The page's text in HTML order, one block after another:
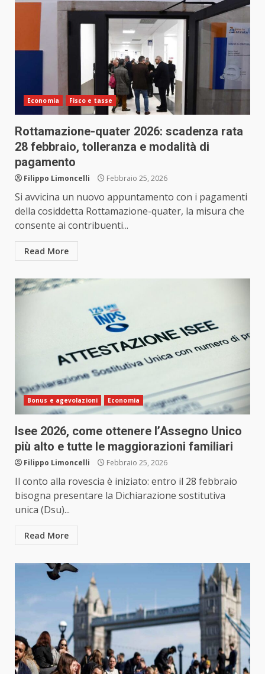
Economia Fisco e tasse
Rottamazione-quater 2026: scadenza rata
28 febbraio, tolleranza e modalità di
pagamento
Filippo Limoncelli Febbraio 25, 2026
Si avvicina un nuovo appuntamento con i pagamenti
della cosiddetta Rottamazione-quater, la misura che
consente ai contribuenti...
Read More
Bonus e agevolazioni Economia
Isee 2026, come ottenere l’Assegno Unico
più alto e tutte le maggiorazioni familiari
Filippo Limoncelli Febbraio 25, 2026
Il conto alla rovescia è iniziato: entro il 28 febbraio
bisogna presentare la Dichiarazione sostitutiva
unica (Dsu)...
Read More